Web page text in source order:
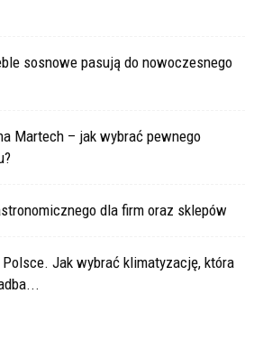
sosnowe pasują do nowoczesnego
Martech – jak wybrać pewnego
dla firm oraz sklepów
Jak wybrać klimatyzację, która